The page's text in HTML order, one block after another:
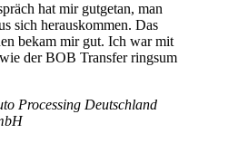
hat mir gutgetan, man
sich herauskommen. Das
bekam mir gut. Ich war mit
der BOB Transfer ringsum
Processing Deutschland